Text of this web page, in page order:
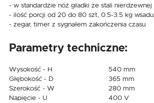
- w standardzie nóż gładki ze stali nierdzewnej
- ilość porcji od 20 do 80 szt, 0.5-3.5 kg wsadu
- zegar, timer z sygnałem zakończenia czasu
Parametry techniczne:
Wysokość - H
540 mm
Głębokość - D
365 mm
Szerokość - W
280 mm
Napięcie - U
400 V